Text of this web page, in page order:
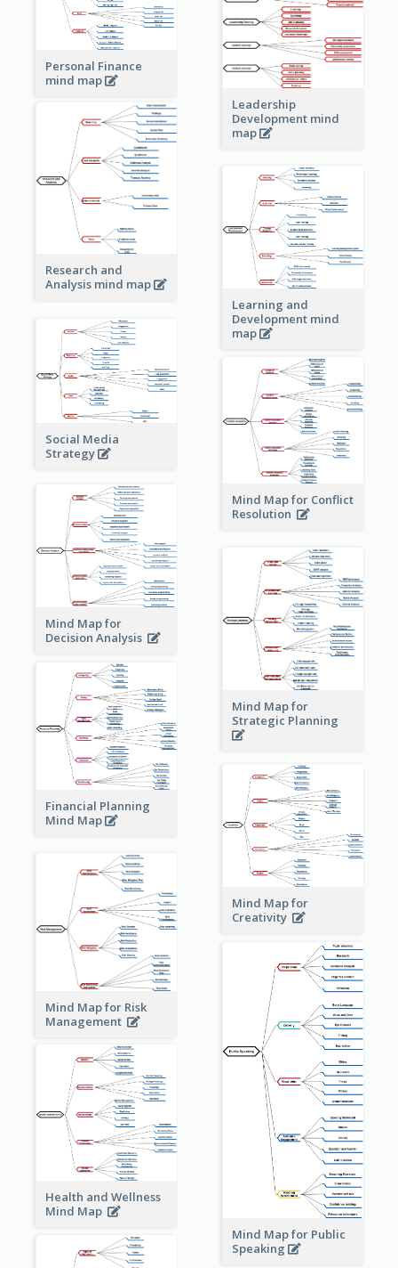
Personal Finance
mind map
Leadership
Development mind
map
Research and
Analysis mind map
Learning and
Development mind
map
Social Media
Strategy
Mind Map for Conflict
Resolution
Mind Map for
Decision Analysis
Mind Map for
Strategic Planning
Financial Planning
Mind Map
Mind Map for
Creativity
Mind Map for Risk
Management
Mind Map for Public
Speaking
Health and Wellness
Mind Map